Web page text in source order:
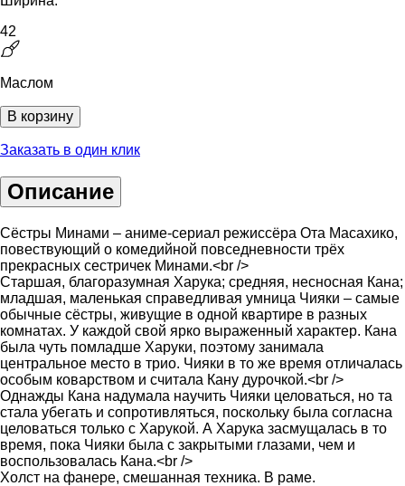
42
Маслом
В корзину
Заказать в один клик
Описание
Сёстры Минами – аниме-сериал режиссёра Ота Масахико,
повествующий о комедийной повседневности трёх
прекрасных сестричек Минами.<br />
Старшая, благоразумная Харука; средняя, несносная Кана;
младшая, маленькая справедливая умница Чияки – самые
обычные сёстры, живущие в одной квартире в разных
комнатах. У каждой свой ярко выраженный характер. Кана
была чуть помладше Харуки, поэтому занимала
центральное место в трио. Чияки в то же время отличалась
особым коварством и считала Кану дурочкой.<br />
Однажды Кана надумала научить Чияки целоваться, но та
стала убегать и сопротивляться, поскольку была согласна
целоваться только с Харукой. А Харука засмущалась в то
время, пока Чияки была с закрытыми глазами, чем и
воспользовалась Кана.<br />
Холст на фанере, смешанная техника. В раме.